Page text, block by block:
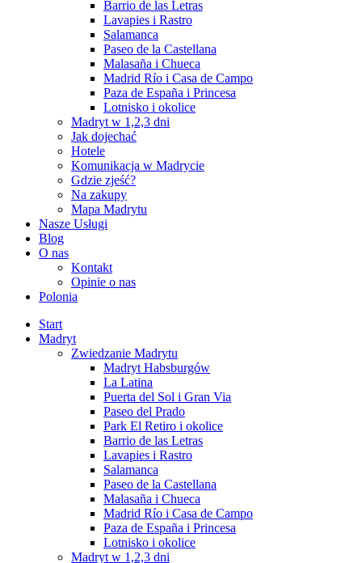
Barrio de las Letras
Lavapies i Rastro
Salamanca
Paseo de la Castellana
Malasaña i Chueca
Madrid Río i Casa de Campo
Paza de España i Princesa
Lotnisko i okolice
Madryt w 1,2,3 dni
Jak dojechać
Hotele
Komunikacja w Madrycie
Gdzie zjeść?
Na zakupy
Mapa Madrytu
Nasze Usługi
Blog
O nas
Kontakt
Opinie o nas
Polonia
Start
Madryt
Zwiedzanie Madrytu
Madryt Habsburgów
La Latina
Puerta del Sol i Gran Via
Paseo del Prado
Park El Retiro i okolice
Barrio de las Letras
Lavapies i Rastro
Salamanca
Paseo de la Castellana
Malasaña i Chueca
Madrid Río i Casa de Campo
Paza de España i Princesa
Lotnisko i okolice
Madryt w 1,2,3 dni